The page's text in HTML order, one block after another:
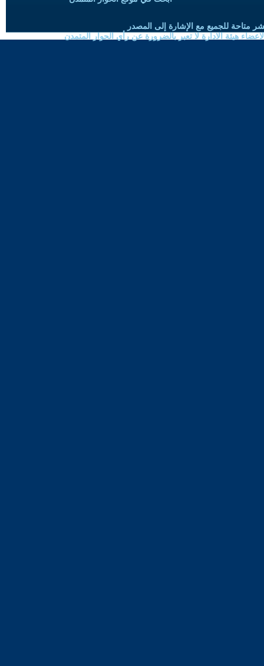
متاحة للجميع مع الإشارة إلى المصدر
هيئة الادارة لا تعبر بالضرورة عن رأي الحوار المتمدن